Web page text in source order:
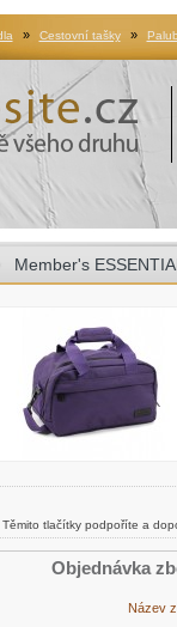
» Cestovní tašky »
Member's
Těmito tlačítky podpoříte a
Objednávka
Název